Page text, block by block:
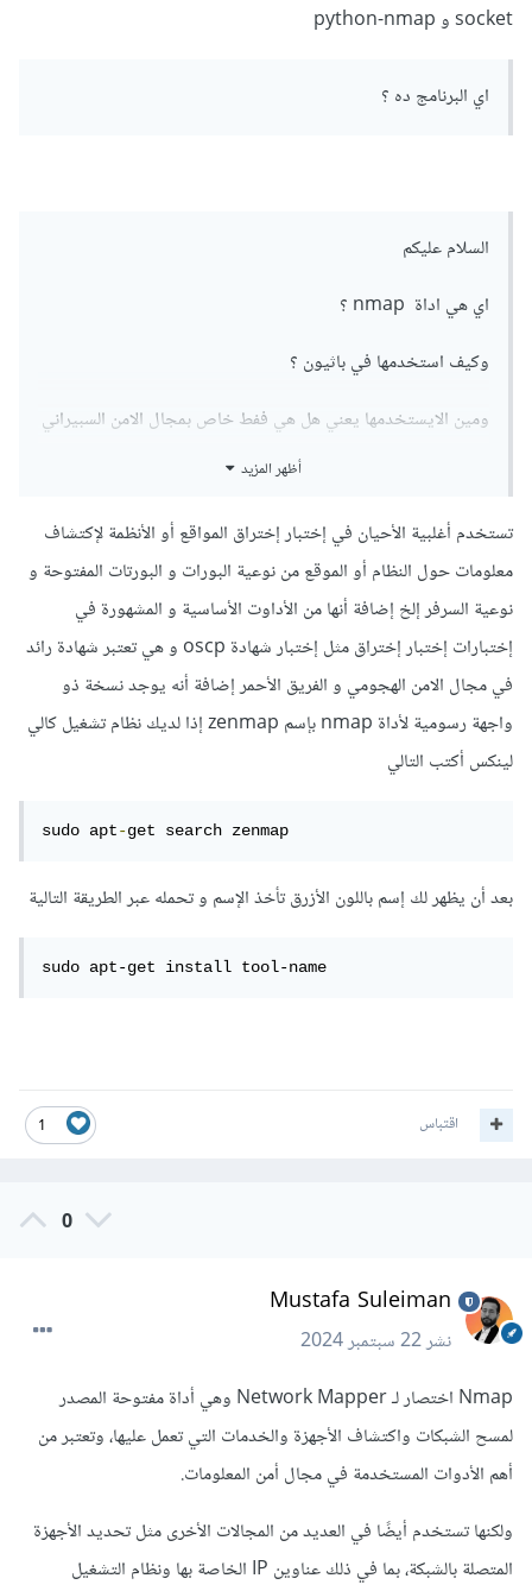
socket و python-nmap
اي البرنامج ده ؟
السلام عليكم
اي هي اداة nmap ؟
وكيف استخدمها في باثيون ؟
ومين الايستخدمها يعني هل هي ففط خاص بمجال الامن السبيراني
أظهر المزيد
تستخدم أغلبية الأحيان في إختبار إختراق المواقع أو الأنظمة لإكتشاف
معلومات حول النظام أو الموقع من نوعية البورات و البورتات المفتوحة و
نوعية السرفر إلخ إضافة أنها من الأداوت الأساسية و المشهورة في
إختبارات إختبار إختراق مثل إختبار شهادة oscp و هي تعتبر شهادة رائد
في مجال الامن الهجومي و الفريق الأحمر إضافة أنه يوجد نسخة ذو
واجهة رسومية لأداة nmap بإسم zenmap إذا لديك نظام تشغيل كالي
لينكس أكتب التالي
sudo apt-get search zenmap
بعد أن يظهر لك إسم باللون الأزرق تأخذ الإسم و تحمله عبر الطريقة التالية
sudo apt-get install tool-name
1 اقتباس
0
Mustafa Suleiman
نشر22 سبتمبر 2024
Nmap اختصار لـ Network Mapper وهي أداة مفتوحة المصدر
لمسح الشبكات واكتشاف الأجهزة والخدمات التي تعمل عليها، وتعتبر من
أهم الأدوات المستخدمة في مجال أمن المعلومات.
ولكنها تستخدم أيضًا في العديد من المجالات الأخرى مثل تحديد الأجهزة
المتصلة بالشبكة، بما في ذلك عناوين IP الخاصة بها ونظام التشغيل